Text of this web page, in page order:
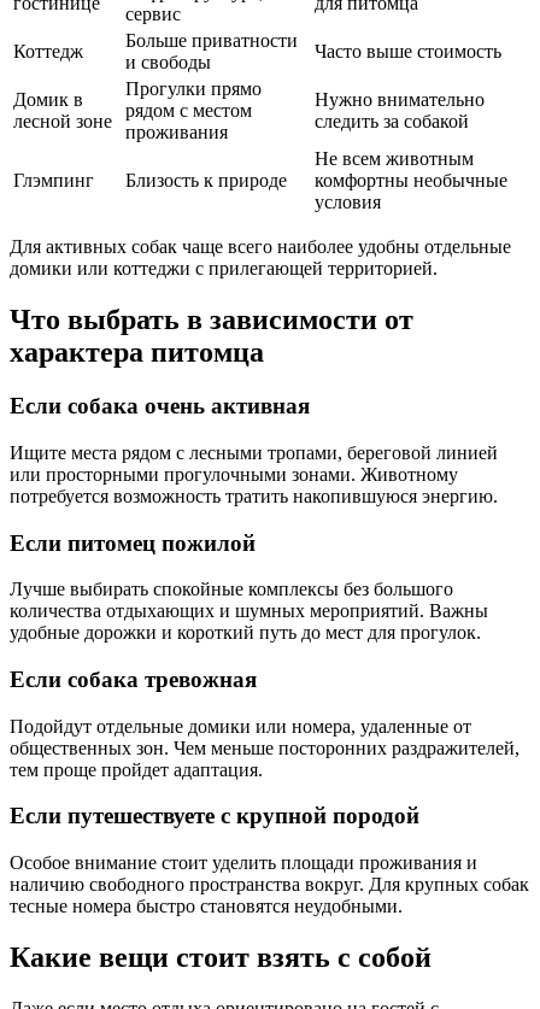
сервис
Коттедж
Больше приватности
и свободы
Часто выше стоимость
Домик в
лесной зоне
Прогулки прямо
рядом с местом
проживания
Нужно внимательно
следить за собакой
Глэмпинг Близость к природе
Не всем животным
комфортны необычные
условия
Для активных собак чаще всего наиболее удобны отдельные
домики или коттеджи с прилегающей территорией.
Что выбрать в зависимости от
характера питомца
Если собака очень активная
Ищите места рядом с лесными тропами, береговой линией
или просторными прогулочными зонами. Животному
потребуется возможность тратить накопившуюся энергию.
Если питомец пожилой
Лучше выбирать спокойные комплексы без большого
количества отдыхающих и шумных мероприятий. Важны
удобные дорожки и короткий путь до мест для прогулок.
Если собака тревожная
Подойдут отдельные домики или номера, удаленные от
общественных зон. Чем меньше посторонних раздражителей,
тем проще пройдет адаптация.
Если путешествуете с крупной породой
Особое внимание стоит уделить площади проживания и
наличию свободного пространства вокруг. Для крупных собак
тесные номера быстро становятся неудобными.
Какие вещи стоит взять с собой